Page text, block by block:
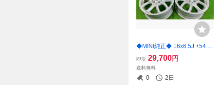
◆MINI純正◆ 16x6.5J +54 5
穴 112 中古 アルミホイール
4本【宮城発 送料無料】MYG
-C17394
即決 29,700円
送料無料
0 2日